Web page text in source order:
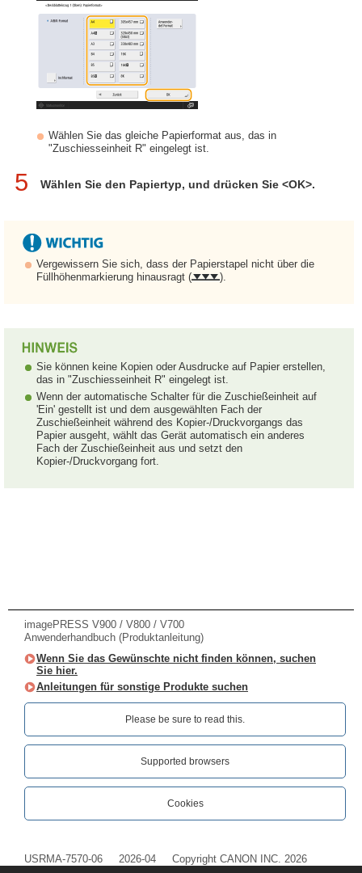
Wählen Sie das gleiche Papierformat aus, das in
"Zuschiesseinheit R" eingelegt ist.
5 Wählen Sie den Papiertyp, und drücken Sie <OK>.
Vergewissern Sie sich, dass der Papierstapel nicht über die
Füllhöhenmarkierung hinausragt (
).
Sie können keine Kopien oder Ausdrucke auf Papier erstellen,
das in "Zuschiesseinheit R" eingelegt ist.
Wenn der automatische Schalter für die Zuschießeinheit auf
'Ein' gestellt ist und dem ausgewählten Fach der
Zuschießeinheit während des Kopier-/Druckvorgangs das
Papier ausgeht, wählt das Gerät automatisch ein anderes
Fach der Zuschießeinheit aus und setzt den
Kopier-/Druckvorgang fort.
imagePRESS V900 / V800 / V700
Anwenderhandbuch (Produktanleitung)
Wenn Sie das Gewünschte nicht finden können, suchen
Sie hier.
Anleitungen für sonstige Produkte suchen
Please be sure to read this.‎
Supported browsers
Cookies
USRMA-7570-06 2026-04 Copyright CANON INC. 2026